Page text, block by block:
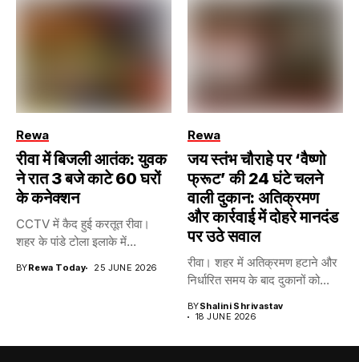
Rewa
रीवा में बिजली आतंक: युवक
ने रात 3 बजे काटे 60 घरों
के कनेक्शन
CCTV में कैद हुई करतूत रीवा।
शहर के पांडे टोला इलाके में...
BYRewa Today 25 JUNE 2026
Rewa
जय स्तंभ चौराहे पर ‘वैष्णो
फ्रूट’ की 24 घंटे चलने
वाली दुकान: अतिक्रमण
और कार्रवाई में दोहरे मानदंड
पर उठे सवाल
रीवा। शहर में अतिक्रमण हटाने और
निर्धारित समय के बाद दुकानों को...
BYShalini Shrivastav
18 JUNE 2026